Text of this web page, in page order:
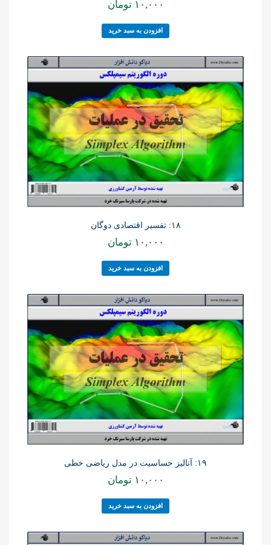
۱۰,۰۰۰ تومان
افزودن به سبد خرید
۱۸: تفسیر اقتصادی دوگان
۱۰,۰۰۰ تومان
افزودن به سبد خرید
۱۹: آنالیز حساسیت در مدل ریاضی خطی
۱۰,۰۰۰ تومان
افزودن به سبد خرید